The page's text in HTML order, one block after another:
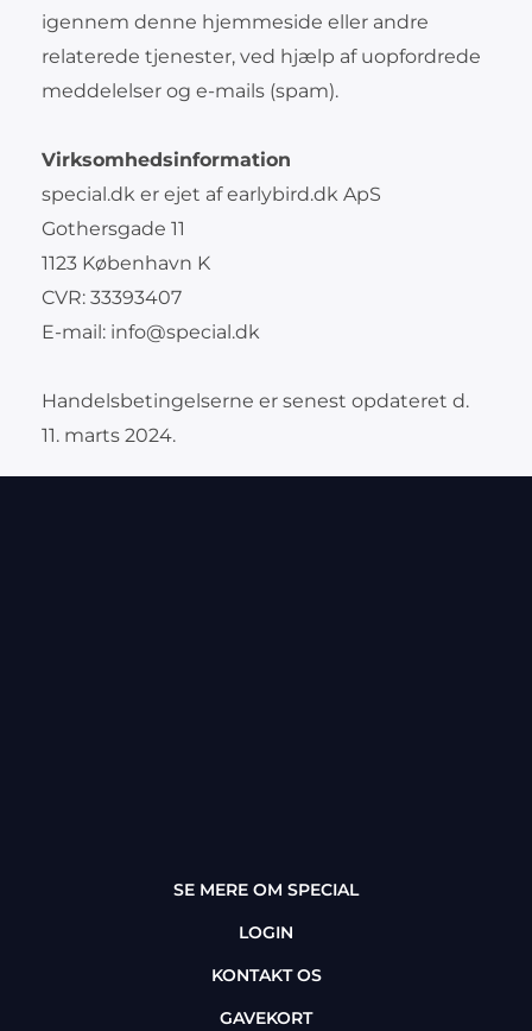
igennem denne hjemmeside eller andre
relaterede tjenester, ved hjælp af uopfordrede
meddelelser og e-mails (spam).
Virksomhedsinformation
special.dk er ejet af earlybird.dk ApS
Gothersgade 11
1123 København K
CVR: 33393407
E-mail: info@special.dk
Handelsbetingelserne er senest opdateret d.
11. marts 2024.
SE MERE OM SPECIAL
LOGIN
KONTAKT OS
GAVEKORT